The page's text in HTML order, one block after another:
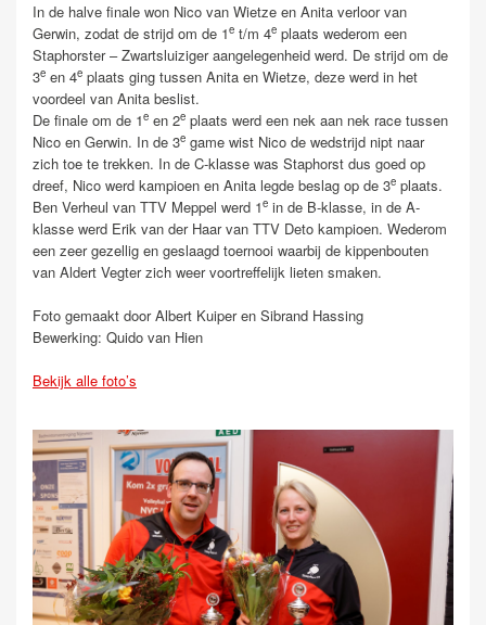
In de halve finale won Nico van Wietze en Anita verloor van
Gerwin, zodat de strijd om de 1e t/m 4e plaats wederom een
Staphorster – Zwartsluiziger aangelegenheid werd. De strijd om de
3e en 4e plaats ging tussen Anita en Wietze, deze werd in het
voordeel van Anita beslist.
De finale om de 1e en 2e plaats werd een nek aan nek race tussen
Nico en Gerwin. In de 3e game wist Nico de wedstrijd nipt naar
zich toe te trekken. In de C-klasse was Staphorst dus goed op
dreef, Nico werd kampioen en Anita legde beslag op de 3e plaats.
Ben Verheul van TTV Meppel werd 1e in de B-klasse, in de A-
klasse werd Erik van der Haar van TTV Deto kampioen. Wederom
een zeer gezellig en geslaagd toernooi waarbij de kippenbouten
van Aldert Vegter zich weer voortreffelijk lieten smaken.
Foto gemaakt door Albert Kuiper en Sibrand Hassing
Bewerking: Quido van Hien
Bekijk alle foto’s